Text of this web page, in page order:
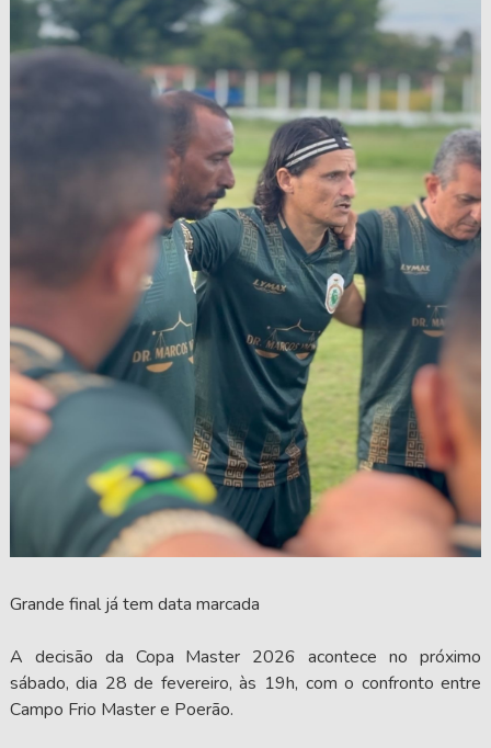
Grande final já tem data marcada
A decisão da Copa Master 2026 acontece no próximo
sábado, dia 28 de fevereiro, às 19h, com o confronto entre
Campo Frio Master e Poerão.